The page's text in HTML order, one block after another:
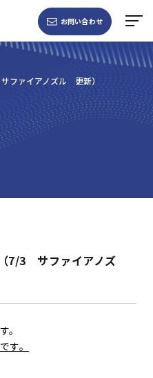
お問い合わせ
ファイアノズル 更新）
7/3 サファイアノズ
。
す。